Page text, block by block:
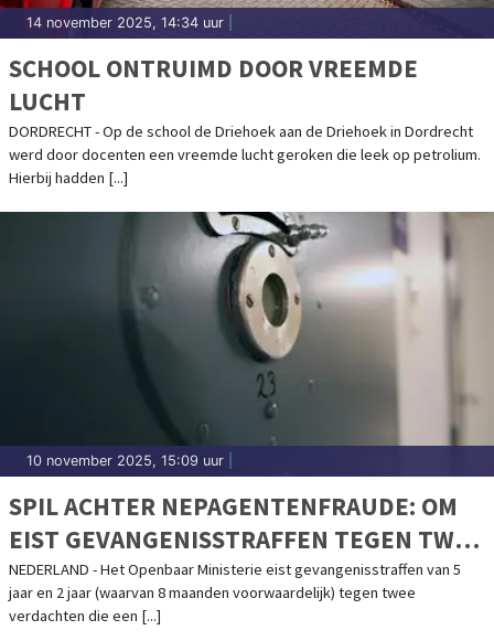
14 november 2025, 14:34 uur
SCHOOL ONTRUIMD DOOR VREEMDE
LUCHT
DORDRECHT - Op de school de Driehoek aan de Driehoek in Dordrecht
werd door docenten een vreemde lucht geroken die leek op petrolium.
Hierbij hadden [...]
10 november 2025, 15:09 uur
SPIL ACHTER NEPAGENTENFRAUDE: OM
EIST GEVANGENISSTRAFFEN TEGEN TWEE
VERDACHTEN
NEDERLAND - Het Openbaar Ministerie eist gevangenisstraffen van 5
jaar en 2 jaar (waarvan 8 maanden voorwaardelijk) tegen twee
verdachten die een [...]